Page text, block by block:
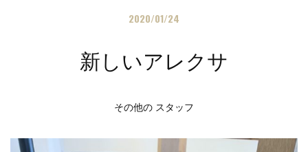
2020/01/24
新しいアレクサ
その他の スタッフ